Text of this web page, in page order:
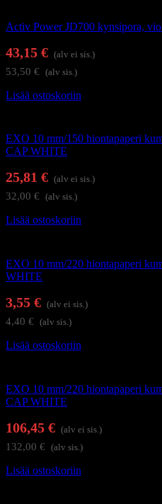
Activ Power JD700 kynsipora,
43,15 € (alv ei sis.)
53,50 € (alv sis.)
Lisää ostoskoriin
EXO 10 mm/150 hiontapaperi
CAP WHITE
25,81 € (alv ei sis.)
32,00 € (alv sis.)
Lisää ostoskoriin
EXO 10 mm/220 hiontapaperi
WHITE
3,55 € (alv ei sis.)
4,40 € (alv sis.)
Lisää ostoskoriin
EXO 10 mm/220 hiontapaperi
CAP WHITE
106,45 € (alv ei sis.)
132,00 € (alv sis.)
Lisää ostoskoriin